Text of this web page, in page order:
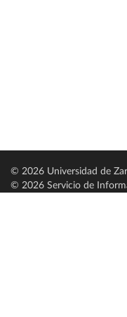
© 2026 Universidad de
© 2026 Servicio de